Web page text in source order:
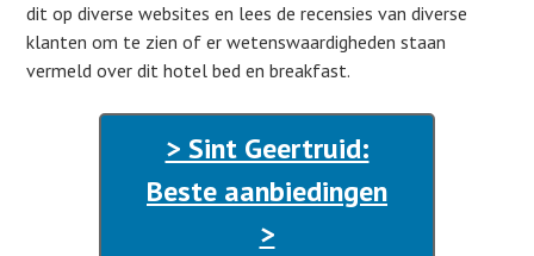
dit op diverse websites en lees de recensies van diverse
klanten om te zien of er wetenswaardigheden staan
vermeld over dit hotel bed en breakfast.
> Sint Geertruid:
Beste aanbiedingen
>